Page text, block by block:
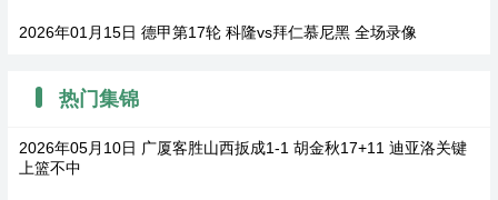
2026年01月15日 德甲第17轮 科隆vs拜仁慕尼黑 全场录像
热门集锦
2026年05月10日 广厦客胜山西扳成1-1 胡金秋17+11 迪亚洛关键
上篮不中